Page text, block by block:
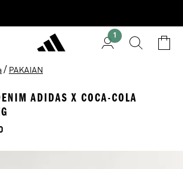
1
/ PAKAIAN
ADIDAS X COCA-COLA